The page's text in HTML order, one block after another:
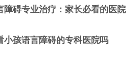
障碍专业治疗：家长必看的医院
小孩语言障碍的专科医院吗